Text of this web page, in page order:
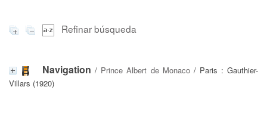
Refinar búsqueda
Navigation / Prince Albert de Monaco/ Paris : Gauthier-
Villars (1920)